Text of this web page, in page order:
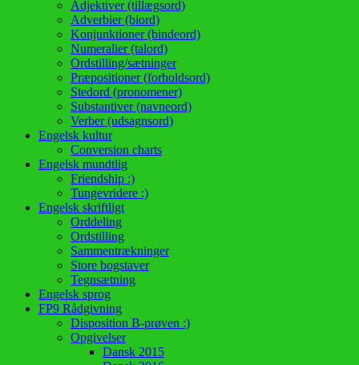
Adjektiver (tillægsord)
Adverbier (biord)
Konjunktioner (bindeord)
Numeralier (talord)
Ordstilling/sætninger
Præpositioner (forholdsord)
Stedord (pronomener)
Substantiver (navneord)
Verber (udsagnsord)
Engelsk kultur
Conversion charts
Engelsk mundtlig
Friendship :)
Tungevridere :)
Engelsk skriftligt
Orddeling
Ordstilling
Sammentrækninger
Store bogstaver
Tegnsætning
Engelsk sprog
FP9 Rådgivning
Disposition B-prøven :)
Opgivelser
Dansk 2015